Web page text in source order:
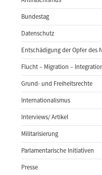
Bundestag
Datenschutz
Entschädigung der Opfer des
Flucht – Migration –
Grund- und Freiheitsrechte
Internationalismus
Interviews/ Artikel
Militarisierung
Parlamentarische Initiativen
Presse